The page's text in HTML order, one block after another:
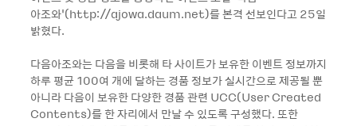
아조와’(http://ajowa.daum.net)를 본격 선보인다고 25일
밝혔다.
다음아조와는 다음을 비롯해 타 사이트가 보유한 이벤트 정보까지
하루 평균 100여 개에 달하는 경품 정보가 실시간으로 제공될 뿐
아니라 다음이 보유한 다양한 경품 관련 UCC(User Created
Contents)를 한 자리에서 만날 수 있도록 구성했다. 또한